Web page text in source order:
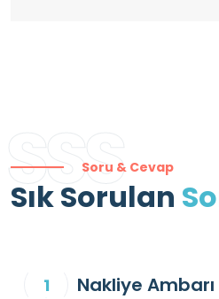
SSSSoru & Cevap
Sık Sorulan
Nakliye